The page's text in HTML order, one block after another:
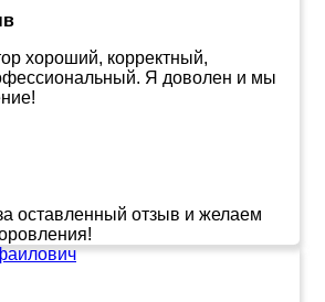
хороший, корректный,
Я доволен и мы
оставленный отзыв и желаем